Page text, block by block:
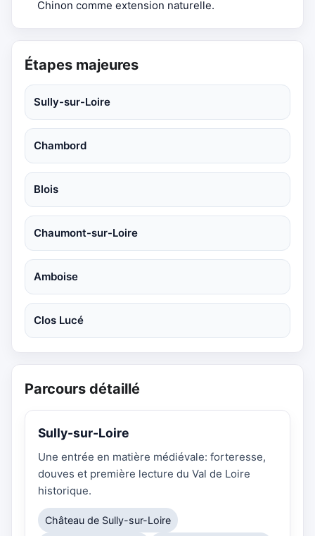
Chinon comme extension naturelle.
Étapes majeures
Sully-sur-Loire
Chambord
Blois
Chaumont-sur-Loire
Amboise
Clos Lucé
Parcours détaillé
Sully-sur-Loire
Une entrée en matière médiévale: forteresse,
douves et première lecture du Val de Loire
historique.
Château de Sully-sur-Loire